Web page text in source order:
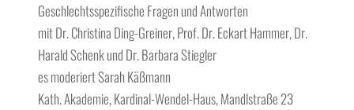
Geschlechtsspezifische Fragen und Antworten
mit Dr. Christina Ding-Greiner, Prof. Dr. Eckart Hammer, Dr.
Harald Schenk und Dr. Barbara Stiegler
es moderiert Sarah Käßmann
Kath. Akademie, Kardinal-Wendel-Haus, Mandlstraße 23